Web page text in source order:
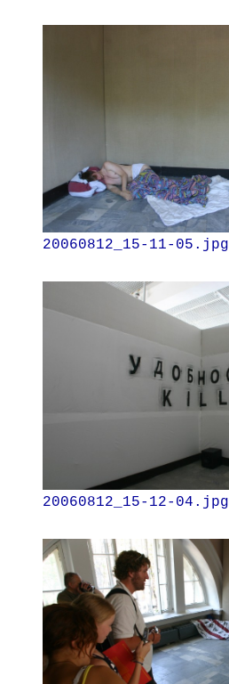
20060812_15-11-05.jpg
20060812_15-12-04.jpg